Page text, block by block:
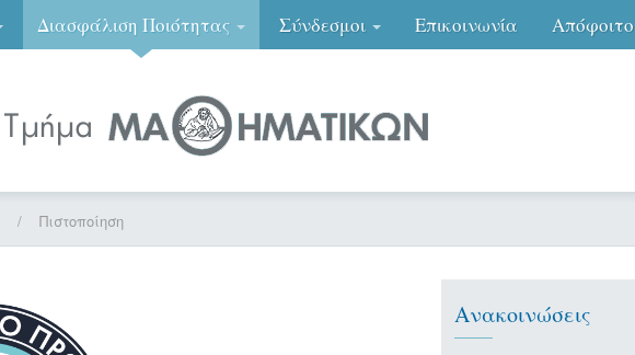
Διασφάλιση Ποιότητας Σύνδεσμοι Επικοινωνία
/ Πιστοποίηση
Ανακοινώσεις